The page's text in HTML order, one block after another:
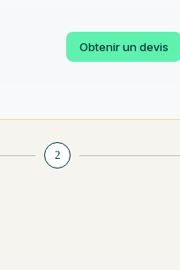
Obtenir un devis
2